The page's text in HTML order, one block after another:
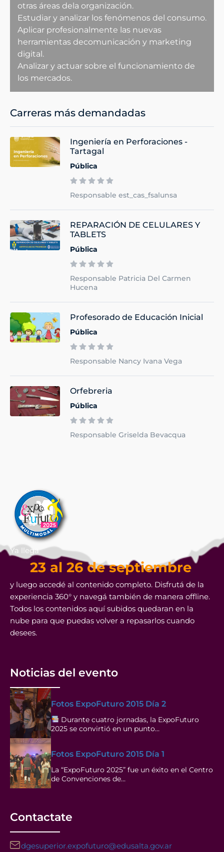
otras áreas dela organización.
Estudiar y analizar los fenómenos del consumo.
Aplicar profesionalmente las nuevas
herramientas decomunicación y marketing
digital.
Analizar y actuar sobre el funcionamiento de
los mercados.
Carreras más demandadas
Ingeniería en Perforaciones -
Tartagal
Pública
Responsable est_cas_fsalunsa
REPARACIÓN DE CELULARES Y
TABLETS
Pública
Responsable Patricia Del Carmen
Hucena
Profesorado de Educación Inicial
Pública
Responsable Nancy Ivana Vega
Orfebreria
Pública
Responsable Griselda Bevacqua
Ya llega
23 al 26 de septiembre
y luego accedé al contenido completo. Disfrutá de la
experiencia 360° y navegá también de manera offline.
Todos los contenidos aquí subidos quedaran en la
nube para que puedas volver a repasarlos cuando
desees.
Noticias del evento
Fotos ExpoFuturo 2015 Día 2
Durante cuatro jornadas, la ExpoFuturo
2025 se convirtió en un punto…
Fotos ExpoFuturo 2015 Día 1
La “ExpoFuturo 2025” fue un éxito en el Centro
de Convenciones de…
Contactate
dgesuperior.expofuturo@edusalta.gov.ar